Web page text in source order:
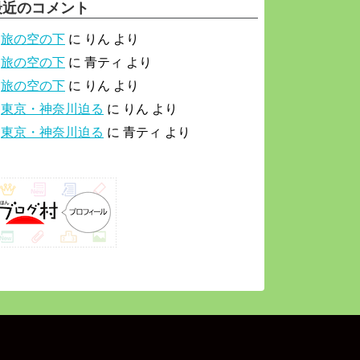
のコメント
旅の空の下 に りん より
旅の空の下 に 青ティ より
旅の空の下 に りん より
東京・神奈川迫る に りん より
東京・神奈川迫る に 青ティ より